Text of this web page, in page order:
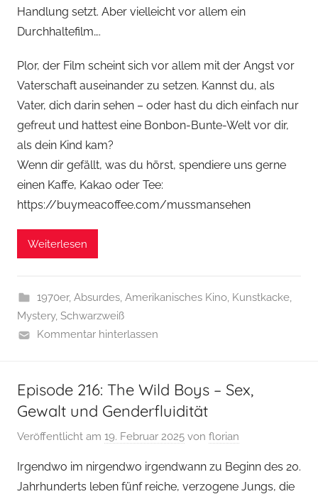
Handlung setzt. Aber vielleicht vor allem ein
Durchhaltefilm….
Plor, der Film scheint sich vor allem mit der Angst vor
Vaterschaft auseinander zu setzen. Kannst du, als
Vater, dich darin sehen – oder hast du dich einfach nur
gefreut und hattest eine Bonbon-Bunte-Welt vor dir,
als dein Kind kam?
Wenn dir gefällt, was du hörst, spendiere uns gerne
einen Kaffe, Kakao oder Tee:
https://buymeacoffee.com/mussmansehen
Weiterlesen
1970er, Absurdes, Amerikanisches Kino, Kunstkacke,
Mystery, Schwarzweiß
Kommentar hinterlassen
Episode 216: The Wild Boys – Sex,
Gewalt und Genderfluidität
Veröffentlicht am 19. Februar 2025 von florian
Irgendwo im nirgendwo irgendwann zu Beginn des 20.
Jahrhunderts leben fünf reiche, verzogene Jungs, die